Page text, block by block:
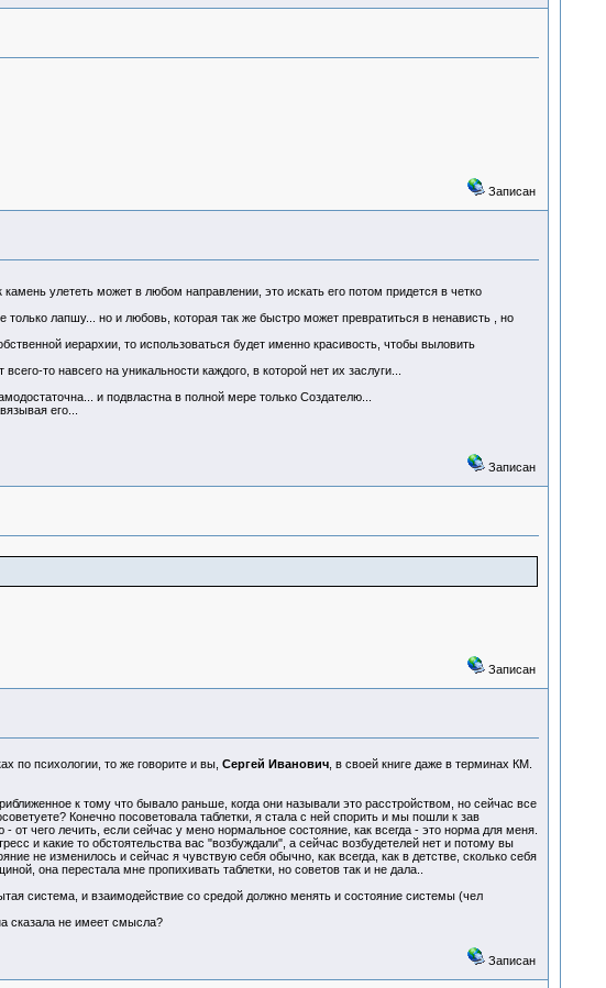
Записан
улететь может в любом направлении, это искать его потом придется в четко
лапшу... но и любовь, которая так же быстро может превратиться в ненависть , но
иерархии, то использоваться будет именно красивость, чтобы выловить
то навсего на уникальности каждого, в которой нет их заслуги...
и подвластна в полной мере только Создателю...
его...
Записан
Записан
по психологии, то же говорите и вы, Сергей Иванович, в своей книге даже в терминах КМ.
к тому что бывало раньше, когда они называли это расстройством, но сейчас все
Конечно посоветовала таблетки, я стала с ней спорить и мы пошли к зав
от чего лечить, если сейчас у мено нормальное состояние, как всегда - это норма для меня.
какие то обстоятельства вас "возбуждали", а сейчас возбудетелей нет и потому вы
не изменилось и сейчас я чувствую себя обычно, как всегда, как в детстве, сколько себя
она перестала мне пропихивать таблетки, но советов так и не дала..
система, и взаимодействие со средой должно менять и состояние системы (чел
сказала не имеет смысла?
Записан